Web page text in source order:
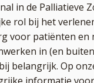
in de Palliatieve
rol bij het
voor patiënten en
in (en
belangrijk. Op